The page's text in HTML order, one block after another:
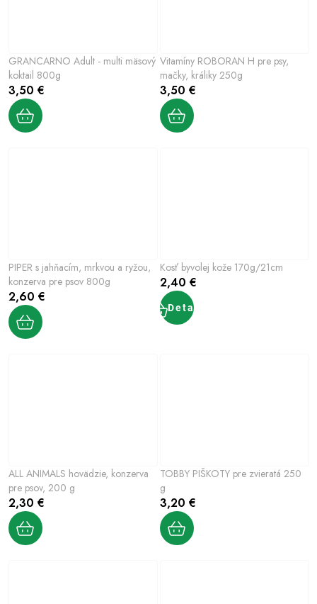
GRANCARNO Adult - multi mäsový
koktail 800g
3,50 €
Vitamíny ROBORAN H pre psy,
mačky, králiky 250g
3,50 €
PIPER s jahňacím, mrkvou a ryžou,
konzerva pre psov 800g
2,60 €
Kosť byvolej kože 170g/21cm
2,40 €
Detail
ALL ANIMALS hovädzie, konzerva
pre psov, 200 g
2,30 €
TOBBY PIŠKOTY pre zvieratá 250
g
3,20 €